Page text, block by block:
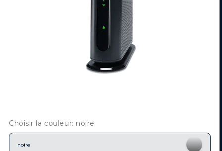
Choisir la couleur: noire
noire